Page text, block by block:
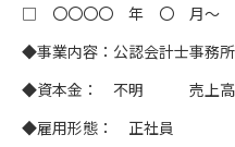
□ 〇〇〇〇 年 〇 月～
◆事業内容：公認会計士事務所
◆資本金： 不明 売上
◆雇用形態： 正社員